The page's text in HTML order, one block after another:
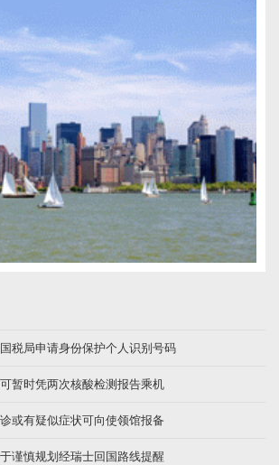
税局申请身份保护个人识别号码
暂时凭两次核酸检测报告乘机
或有疑似症状可向使领馆报备
谨慎规划经瑞士回国路线提醒